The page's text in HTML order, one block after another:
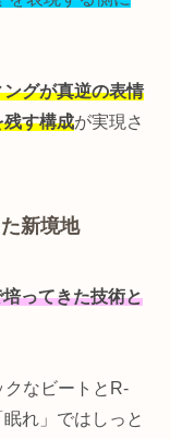
グが真逆の表情
残す構成が実現さ
新境地
ってきた技術と
クなビートとR-
れ」ではしっと